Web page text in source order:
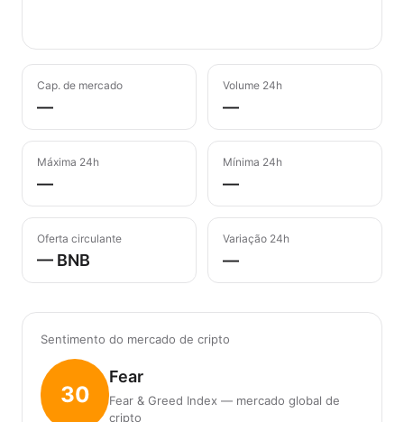
Cap. de mercado
—
Volume 24h
—
Máxima 24h
—
Mínima 24h
—
Oferta circulante
— BNB
Variação 24h
—
Sentimento do mercado de cripto
30
Fear
Fear & Greed Index — mercado global de
cripto